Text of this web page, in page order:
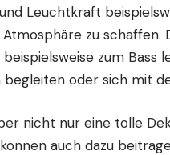
Leuchtkraft
zu
beispielsweise zum
begleiten oder sich mit
nicht nur eine tolle
auch dazu